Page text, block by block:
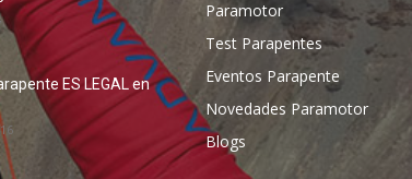
ES LEGAL en
Paramotor
Test Parapentes
Eventos Parapente
Novedades Paramotor
Blogs